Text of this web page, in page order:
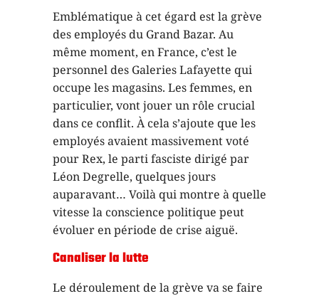
Emblématique à cet égard est la grève
des employés du Grand Bazar. Au
même moment, en France, c’est le
personnel des Galeries Lafayette qui
occupe les magasins. Les femmes, en
particulier, vont jouer un rôle crucial
dans ce conflit. À cela s’ajoute que les
employés avaient massivement voté
pour Rex, le parti fasciste dirigé par
Léon Degrelle, quelques jours
auparavant… Voilà qui montre à quelle
vitesse la conscience politique peut
évoluer en période de crise aiguë.
Canaliser la lutte
Le déroulement de la grève va se faire